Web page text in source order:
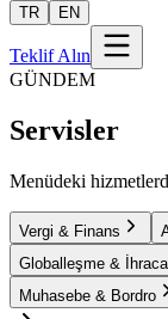
TR EN
Teklif Alın
GÜNDEM
Servisler
Menüdeki
Vergi & Finans
Globalleşme &
Muhasebe & Bordro